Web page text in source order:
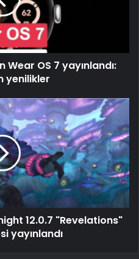
OS 7 yayınlandı:
yenilikler
12.0.7 "Revelations"
yayınlandı